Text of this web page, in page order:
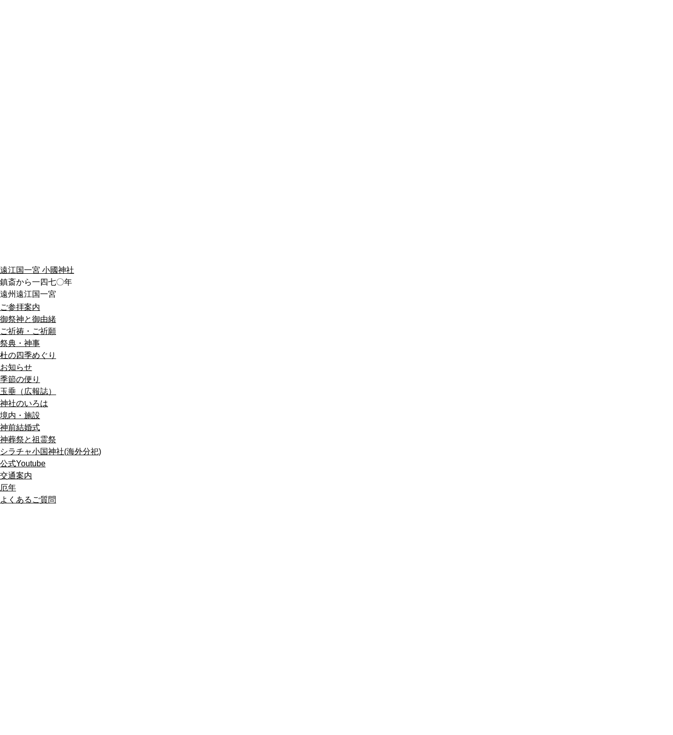
遠江国一宮 小國神社
鎮斎から一四七〇年
遠州遠江国一宮
ご参拝案内
御祭神と御由緒
ご祈祷・ご祈願
祭典・神事
杜の四季めぐり
お知らせ
季節の便り
玉垂（広報誌）
神社のいろは
境内・施設
神前結婚式
神葬祭と祖霊祭
シラチャ小国神社(海外分祀)
公式Youtube
交通案内
厄年
よくあるご質問